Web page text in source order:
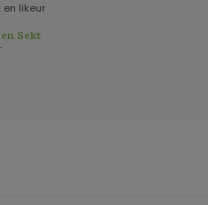
en likeur
Sekt